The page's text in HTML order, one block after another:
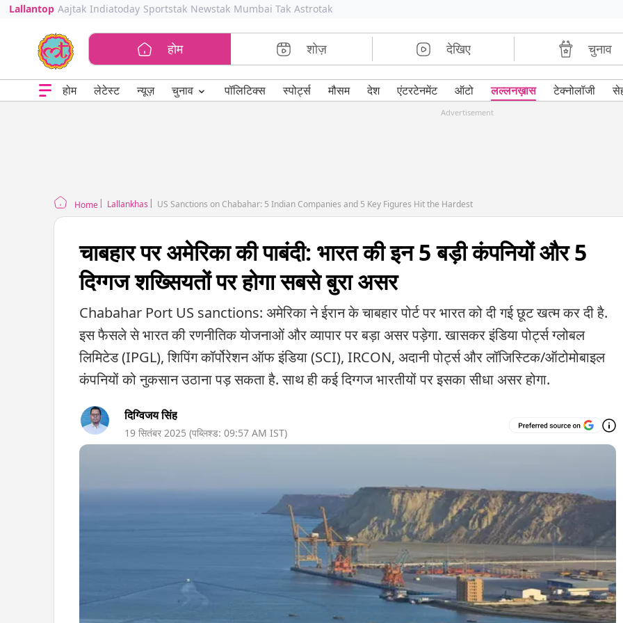
Lallantop Aajtak Indiatoday Sportstak Newstak Mumbai Tak Astrotak
होम शोज़ देखिए चुनाव
होम लेटेस्ट न्यूज़ चुनाव ⌄ पॉलिटिक्स स्पोर्ट्स मौसम देश एंटरटेनमेंट ऑटो लल्लनख़ास टेक्नोलॉजी
Advertisement
Home Lallankhas US Sanctions on Chabahar: 5 Indian Companies and 5 Key Figures Hit the Hardest
चाबहार पर अमेरिका की पाबंदी: भारत की इन 5 बड़ी कंपनियों और 5
दिग्गज शख्सियतों पर होगा सबसे बुरा असर
Chabahar Port US sanctions: अमेरिका ने ईरान के चाबहार पोर्ट पर भारत को दी गई छूट खत्म कर दी है.
इस फैसले से भारत की रणनीतिक योजनाओं और व्यापार पर बड़ा असर पड़ेगा. खासकर इंडिया पोर्ट्स ग्लोबल
लिमिटेड (IPGL), शिपिंग कॉर्पोरेशन ऑफ इंडिया (SCI), IRCON, अदानी पोर्ट्स और लॉजिस्टिक/ऑटोमोबाइल
कंपनियों को नुकसान उठाना पड़ सकता है. साथ ही कई दिग्गज भारतीयों पर इसका सीधा असर होगा.
दिग्विजय सिंह
19 सितंबर 2025 (पब्लिश्ड: 09:57 AM IST)